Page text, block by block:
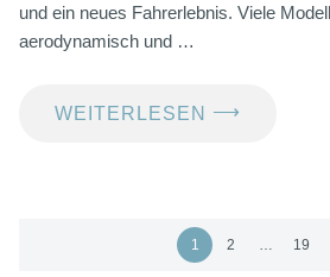
und ein neues Fahrerlebnis. Viele
aerodynamisch und …
WEITERLESEN ⟶
Seitennummerierung
1 2 19